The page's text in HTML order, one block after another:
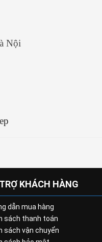
Nội
KHÁCH HÀNG
dẫn mua hàng
sách thanh toán
sách vận chuyển